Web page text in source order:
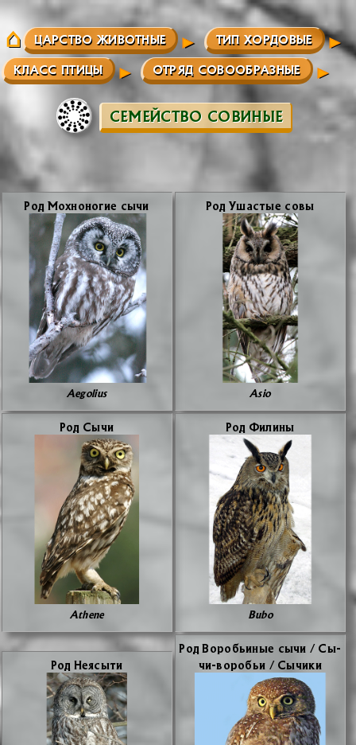
ЦАРСТВО ЖИВОТНЫЕ ТИП ХОРДОВЫЕ
КЛАСС ПТИЦЫ ОТРЯД СОВООБРАЗНЫЕ
СЕМЕЙСТВО СОВИНЫЕ
Род Мох­но­но­гие сы­чи
Aegolius
Род Уша­стые со­вы
Asio
Род Сы­чи
Athene
Род Фи­ли­ны
Bubo
Род Неясы­ти
Род Во­ро­бьи­ные сы­чи / Cы­
чи-во­ро­бьи / Cы­чи­ки